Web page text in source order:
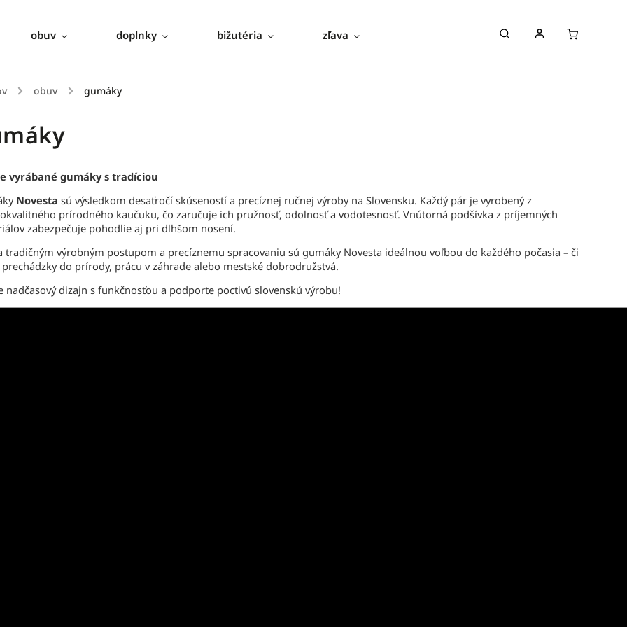
obuv doplnky bižutéria zľava
/ obuv / gumáky
vyrábané gumáky s tradíciou
Novesta sú výsledkom desaťročí skúseností a precíznej ručnej výroby na Slovensku. Každý pár je vyrobený z
prírodného kaučuku, čo zaručuje ich pružnosť, odolnosť a vodotesnosť. Vnútorná podšívka z príjemných
zabezpečuje pohodlie aj pri dlhšom nosení.
tradičným výrobným postupom a precíznemu spracovaniu sú gumáky Novesta ideálnou voľbou do každého počasia – či
prechádzky do prírody, prácu v záhrade alebo mestské dobrodružstvá.
nadčasový dizajn s funkčnosťou a podporte poctivú slovenskú výrobu!